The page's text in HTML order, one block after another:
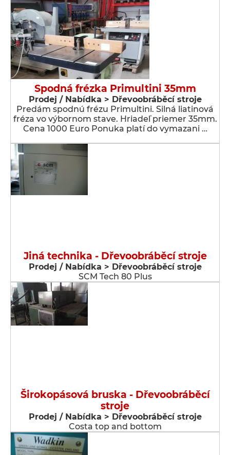
Spodná frézka Primultini 35mm
Prodej / Nabídka > Dřevoobráběcí stroje
Predám spodnú frézu Primultini. Silná liatinová
fréza vo výbornom stave. Hriadeľ priemer 35mm.
Cena 1000 Euro Ponuka platí do vymazani …
Jiná technika - Dřevoobráběcí stroje
Prodej / Nabídka > Dřevoobráběcí stroje
SCM Tech 80 Plus
Širokopásová bruska - Dřevoobráběcí
stroje
Prodej / Nabídka > Dřevoobráběcí stroje
Costa top and bottom